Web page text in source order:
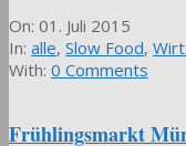
2015-
07-
01
On: 01. Juli 2015
In: alle, Slow Food,
With: 0 Comments
Frühlingsmarkt